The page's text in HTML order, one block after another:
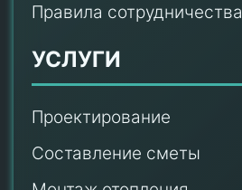
Правила сотрудничества
УСЛУГИ
Проектирование
Составление сметы